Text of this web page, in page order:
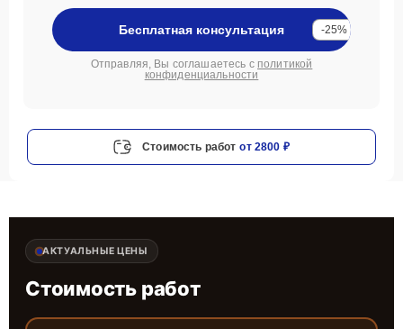
Бесплатная консультация -25%
Отправляя, Вы соглашаетесь с политикой
конфиденциальности
Стоимость работ от 2800 ₽
АКТУАЛЬНЫЕ ЦЕНЫ
Стоимость работ